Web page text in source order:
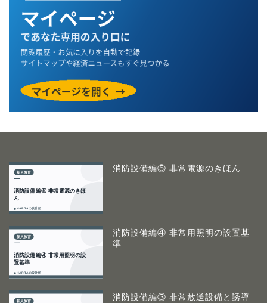
消防設備編⑤ 非常電源のきほん
消防設備編④ 非常用照明の設置基
準
消防設備編③ 非常放送設備と誘導